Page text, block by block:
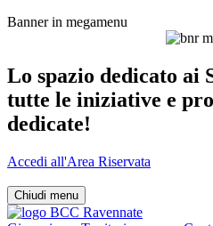
Banner in megamenu
Lo spazio dedicato ai
tutte le iniziative e
dedicate!
Accedi all'Area Riservata
Chiudi menu